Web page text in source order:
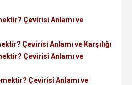
Çevirisi Anlamı ve
Çevirisi Anlamı ve Karşılığı
Çevirisi Anlamı ve
Çevirisi Anlamı ve